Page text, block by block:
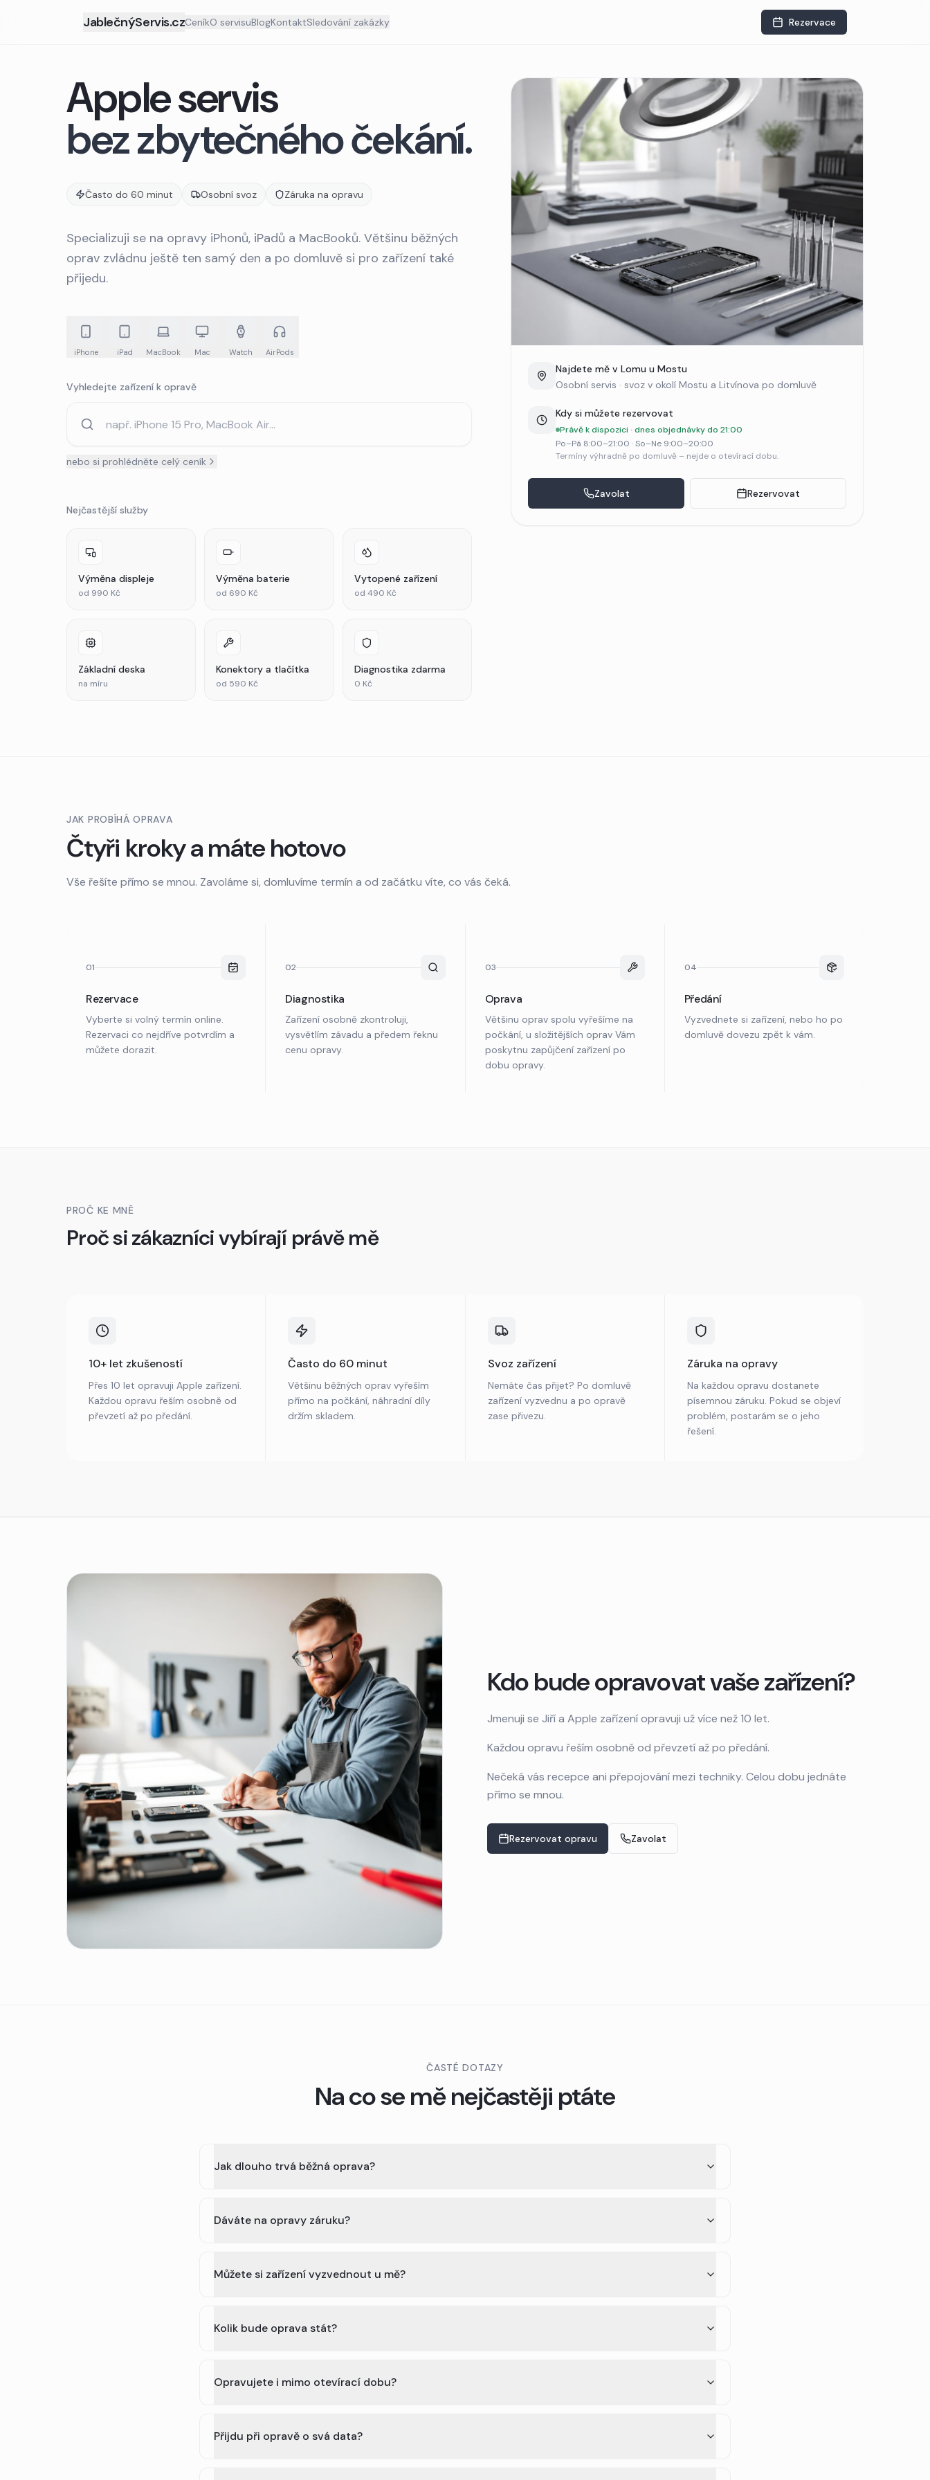
JablečnýServis.czCeníkO servisuBlogKontaktSledování zakázky Rezervace
Apple servis
bez zbytečného čekání.
Často do 60 minut Osobní svoz Záruka na opravu
Specializuji se na opravy iPhonů, iPadů a MacBooků. Většinu běžných
oprav zvládnu ještě ten samý den a po domluvě si pro zařízení také
přijedu.
iPhone iPad MacBook Mac Watch AirPods
Vyhledejte zařízení k opravě
nebo si prohlédněte celý ceník
Nejčastější služby
Výměna displeje
od 990 Kč
Výměna baterie
od 690 Kč
Vytopené zařízení
od 490 Kč
Základní deska
na míru
Konektory a tlačítka
od 590 Kč
Diagnostika zdarma
0 Kč
Najdete mě v Lomu u Mostu
Osobní servis · svoz v okolí Mostu a Litvínova po domluvě
Kdy si můžete rezervovat
Právě k dispozici · dnes objednávky do 21:00
Po–Pá 8:00–21:00 · So–Ne 9:00–20:00
Termíny výhradně po domluvě – nejde o otevírací dobu.
Zavolat Rezervovat
JAK PROBÍHÁ OPRAVA
Čtyři kroky a máte hotovo
Vše řešíte přímo se mnou. Zavoláme si, domluvíme termín a od začátku víte, co vás čeká.
01
Rezervace
Vyberte si volný termín online.
Rezervaci co nejdříve potvrdím a
můžete dorazit.
02
Diagnostika
Zařízení osobně zkontroluji,
vysvětlím závadu a předem řeknu
cenu opravy.
03
Oprava
Většinu oprav spolu vyřešíme na
počkání, u složitějších oprav Vám
poskytnu zapůjčení zařízení po
dobu opravy.
04
Předání
Vyzvednete si zařízení, nebo ho po
domluvě dovezu zpět k vám.
PROČ KE MNĚ
Proč si zákazníci vybírají právě mě
10+ let zkušeností
Přes 10 let opravuji Apple zařízení.
Každou opravu řeším osobně od
převzetí až po předání.
Často do 60 minut
Většinu běžných oprav vyřeším
přímo na počkání, náhradní díly
držím skladem.
Svoz zařízení
Nemáte čas přijet? Po domluvě
zařízení vyzvednu a po opravě
zase přivezu.
Záruka na opravy
Na každou opravu dostanete
písemnou záruku. Pokud se objeví
problém, postarám se o jeho
řešení.
Kdo bude opravovat vaše zařízení?
Jmenuji se Jiří a Apple zařízení opravuji už více než 10 let.
Každou opravu řeším osobně od převzetí až po předání.
Nečeká vás recepce ani přepojování mezi techniky. Celou dobu jednáte
přímo se mnou.
Rezervovat opravu Zavolat
ČASTÉ DOTAZY
Na co se mě nejčastěji ptáte
Jak dlouho trvá běžná oprava?
Dáváte na opravy záruku?
Můžete si zařízení vyzvednout u mě?
Kolik bude oprava stát?
Opravujete i mimo otevírací dobu?
Přijdu při opravě o svá data?